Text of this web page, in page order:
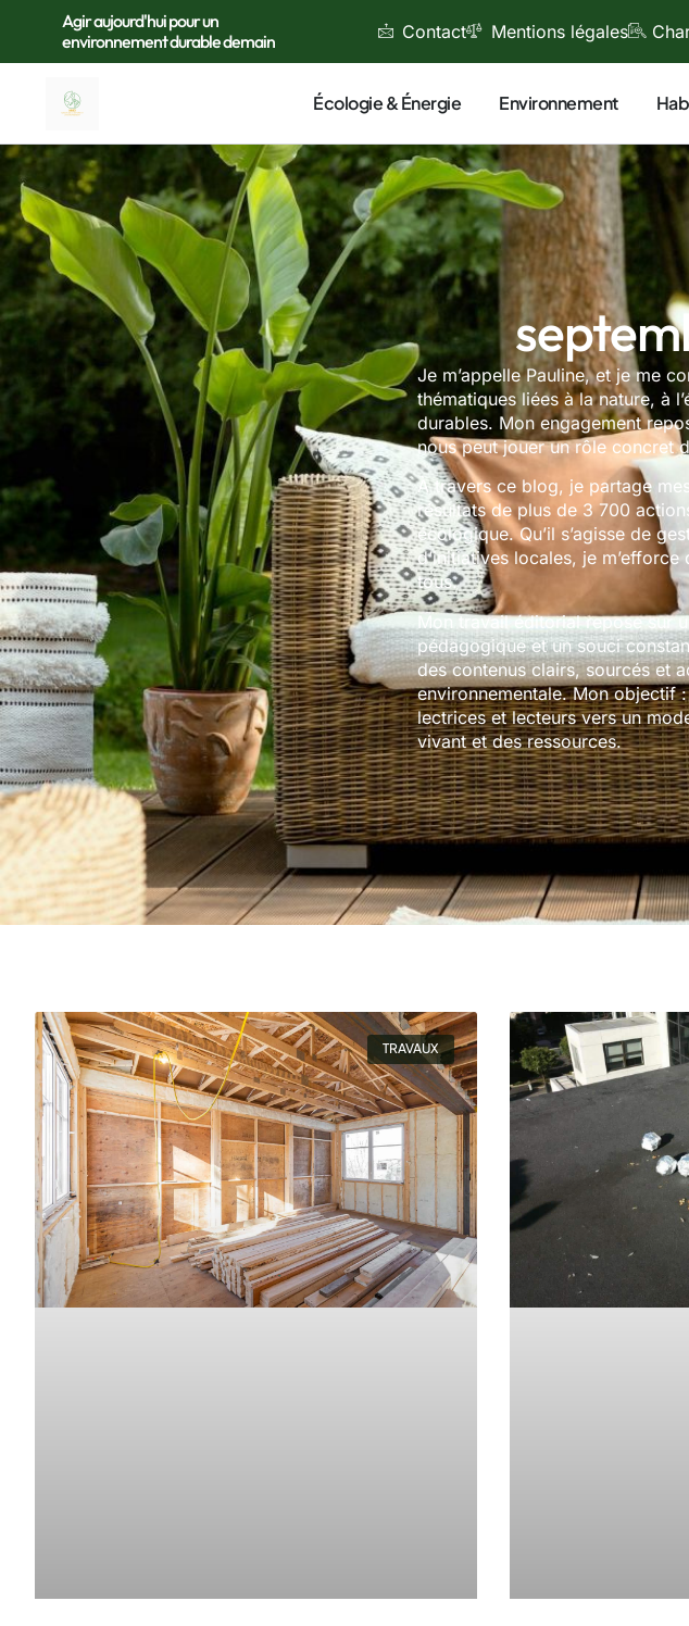
Agir aujourd'hui pour un
environnement durable demain
Contact Mentions légales
Écologie & Énergie Environnement
Je m’appelle Pauline, et je me
thématiques liées à la nature, à
durables. Mon engagement
nous peut jouer un rôle concret
À travers ce blog, je partage
résultats de plus de 3 700
écologique. Qu’il s’agisse de
d’initiatives locales, je
tous.
Mon travail éditorial repose sur
pédagogique et un souci
des contenus clairs, sourcés et
environnementale. Mon objectif
lectrices et lecteurs vers un
vivant et des ressources.
TRAVAUX